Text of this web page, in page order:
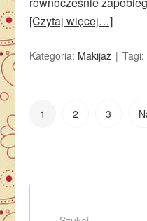
[Czytaj więcej…]
Kategoria: Makijaż Tagi:
1 2 3